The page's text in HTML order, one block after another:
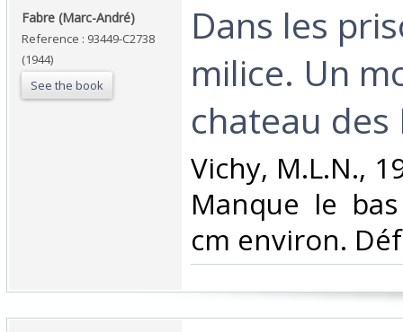
‎Fabre (Marc-André)‎
Reference : 93449-C2738
(1944)
See the book
‎Dans les
milice. Un
chateau des
‎Vichy, M.L.N.,
Manque le
cm environ.